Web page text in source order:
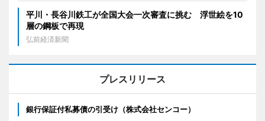
平川・長谷川鉄工が全国大会一次審査に挑む 浮世絵を10
層の鋼板で再現
弘前経済新聞
プレスリリース
銀行保証付私募債の引受け（株式会社センコー）